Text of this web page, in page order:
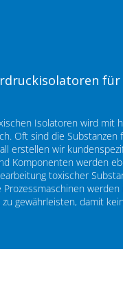
für
Isolatoren wird mit
Oft sind die
erstellen wir
Komponenten werden
toxischer
Prozessmaschinen
zu gewährleisten, damit